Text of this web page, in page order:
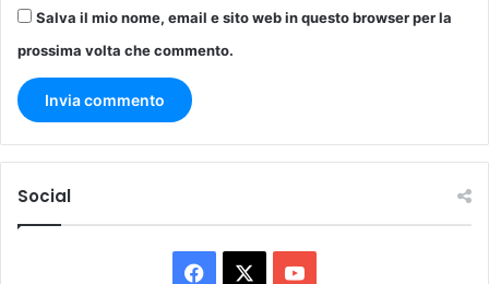
Salva il mio nome, email e sito web in questo browser per la
prossima volta che commento.
Social
Facebook You